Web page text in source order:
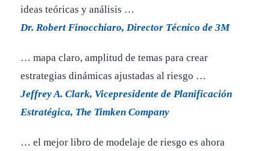
ideas teóricas y análisis …
Dr. Robert Finocchiaro, Director Técnico de 3M
… mapa claro, amplitud de temas para crear
estrategias dinámicas ajustadas al riesgo …
Jeffrey A. Clark, Vicepresidente de Planificación
Estratégica, The Timken Company
… el mejor libro de modelaje de riesgo es ahora